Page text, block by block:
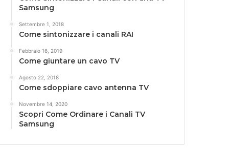
Samsung
Settembre 1, 2018
Come sintonizzare i canali RAI
Febbraio 16, 2019
Come giuntare un cavo TV
Agosto 22, 2018
Come sdoppiare cavo antenna TV
Novembre 14, 2020
Scopri Come Ordinare i Canali TV
Samsung